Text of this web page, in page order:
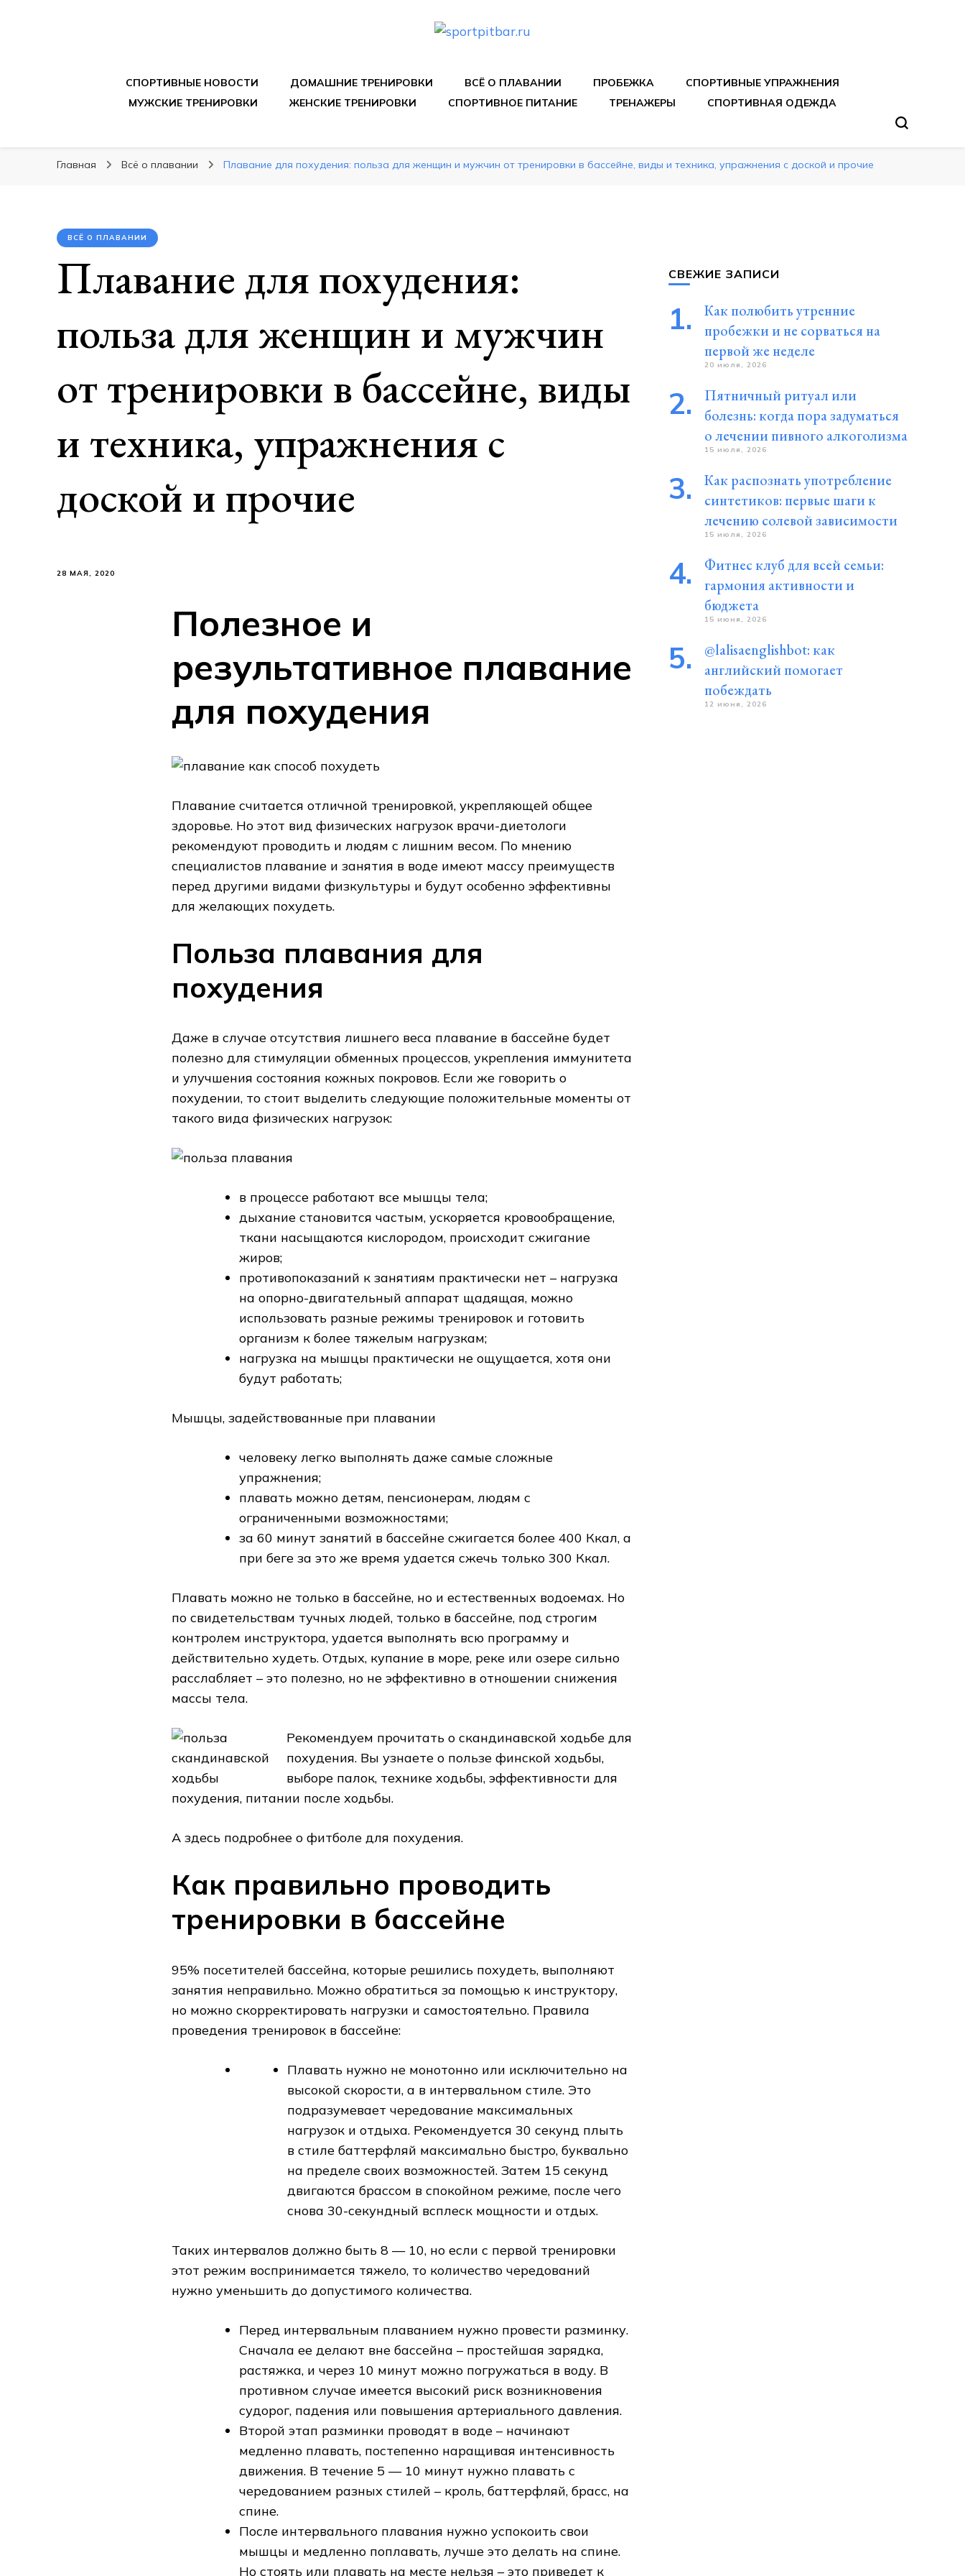
СПОРТИВНЫЕ НОВОСТИ ДОМАШНИЕ ТРЕНИРОВКИ ВСЁ О ПЛАВАНИИ ПРОБЕЖКА
СПОРТИВНЫЕ УПРАЖНЕНИЯ
МУЖСКИЕ ТРЕНИРОВКИ
ЖЕНСКИЕ ТРЕНИРОВКИ СПОРТИВНОЕ ПИТАНИЕ ТРЕНАЖЕРЫ СПОРТИВНАЯ ОДЕЖДА
Главная Всё о плавании Плавание для похудения: польза для женщин и мужчин от тренировки в бассейне, виды и техника, упражнения с доской и прочие
ВСЁ О ПЛАВАНИИ
Плавание для похудения:
польза для женщин и мужчин
от тренировки в бассейне, виды
и техника, упражнения с
доской и прочие
28 МАЯ, 2020
Полезное и
результативное плавание
для похудения
Плавание считается отличной тренировкой, укрепляющей общее
здоровье. Но этот вид физических нагрузок врачи-диетологи
рекомендуют проводить и людям с лишним весом. По мнению
специалистов плавание и занятия в воде имеют массу преимуществ
перед другими видами физкультуры и будут особенно эффективны
для желающих похудеть.
Польза плавания для
похудения
Даже в случае отсутствия лишнего веса плавание в бассейне будет
полезно для стимуляции обменных процессов, укрепления иммунитета
и улучшения состояния кожных покровов. Если же говорить о
похудении, то стоит выделить следующие положительные моменты от
такого вида физических нагрузок:
в процессе работают все мышцы тела;
дыхание становится частым, ускоряется кровообращение,
ткани насыщаются кислородом, происходит сжигание
жиров;
противопоказаний к занятиям практически нет – нагрузка
на опорно-двигательный аппарат щадящая, можно
использовать разные режимы тренировок и готовить
организм к более тяжелым нагрузкам;
нагрузка на мышцы практически не ощущается, хотя они
будут работать;
Мышцы, задействованные при плавании
человеку легко выполнять даже самые сложные
упражнения;
плавать можно детям, пенсионерам, людям с
ограниченными возможностями;
за 60 минут занятий в бассейне сжигается более 400 Ккал, а
при беге за это же время удается сжечь только 300 Ккал.
Плавать можно не только в бассейне, но и естественных водоемах. Но
по свидетельствам тучных людей, только в бассейне, под строгим
контролем инструктора, удается выполнять всю программу и
действительно худеть. Отдых, купание в море, реке или озере сильно
расслабляет – это полезно, но не эффективно в отношении снижения
массы тела.
Рекомендуем прочитать о скандинавской ходьбе для
похудения. Вы узнаете о пользе финской ходьбы,
выборе палок, технике ходьбы, эффективности для
похудения, питании после ходьбы.
А здесь подробнее о фитболе для похудения.
Как правильно проводить
тренировки в бассейне
95% посетителей бассейна, которые решились похудеть, выполняют
занятия неправильно. Можно обратиться за помощью к инструктору,
но можно скорректировать нагрузки и самостоятельно. Правила
проведения тренировок в бассейне:
Плавать нужно не монотонно или исключительно на
высокой скорости, а в интервальном стиле. Это
подразумевает чередование максимальных
нагрузок и отдыха. Рекомендуется 30 секунд плыть
в стиле баттерфляй максимально быстро, буквально
на пределе своих возможностей. Затем 15 секунд
двигаются брассом в спокойном режиме, после чего
снова 30-секундный всплеск мощности и отдых.
Таких интервалов должно быть 8 — 10, но если с первой тренировки
этот режим воспринимается тяжело, то количество чередований
нужно уменьшить до допустимого количества.
Перед интервальным плаванием нужно провести разминку.
Сначала ее делают вне бассейна – простейшая зарядка,
растяжка, и через 10 минут можно погружаться в воду. В
противном случае имеется высокий риск возникновения
судорог, падения или повышения артериального давления.
Второй этап разминки проводят в воде – начинают
медленно плавать, постепенно наращивая интенсивность
движения. В течение 5 — 10 минут нужно плавать с
чередованием разных стилей – кроль, баттерфляй, брасс, на
спине.
После интервального плавания нужно успокоить свои
мышцы и медленно поплавать, лучше это делать на спине.
Но стоять или плавать на месте нельзя – это приведет к
СВЕЖИЕ ЗАПИСИ
Как полюбить утренние
пробежки и не сорваться на
первой же неделе
20 июля, 2026
Пятничный ритуал или
болезнь: когда пора задуматься
о лечении пивного алкоголизма
15 июля, 2026
Как распознать употребление
синтетиков: первые шаги к
лечению солевой зависимости
15 июля, 2026
Фитнес клуб для всей семьи:
гармония активности и
бюджета
15 июня, 2026
@lalisaenglishbot: как
английский помогает
побеждать
12 июня, 2026